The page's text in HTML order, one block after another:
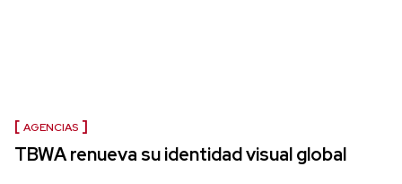
AGENCIAS
TBWA renueva su identidad visual global